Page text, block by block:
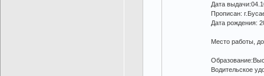
Дата
Прописан:
Дата рождения:
Место работы,
Образование:Высшее.
Водительское